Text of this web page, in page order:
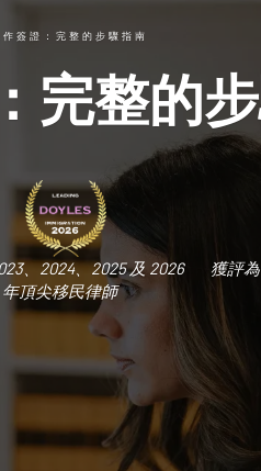
簽證：完整的步驟指南
完整的
、2024、2025 及 2026
年頂尖移民律師
獲評